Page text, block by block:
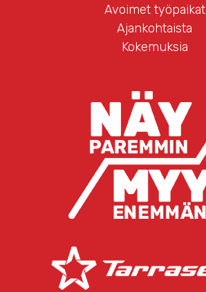
Avoimet työpaikat
Ajankohtaista
Kokemuksia